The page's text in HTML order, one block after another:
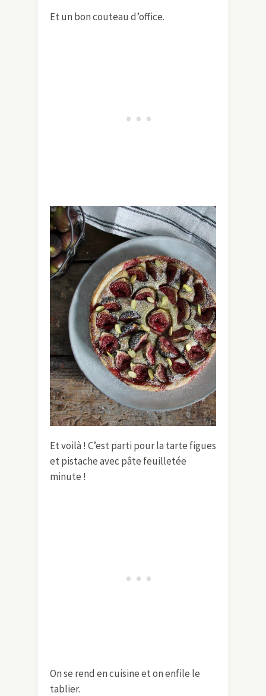
Et un bon couteau d’office.
Et voilà ! C’est parti pour la tarte figues
et pistache avec pâte feuilletée
minute !
On se rend en cuisine et on enfile le
tablier.